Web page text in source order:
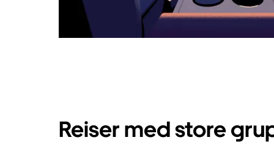
Reiser med store